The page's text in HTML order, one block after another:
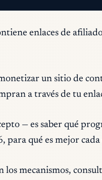
enlaces de
un sitio de
a través de tu
— es saber qué
qué es mejor
los mecanismos,